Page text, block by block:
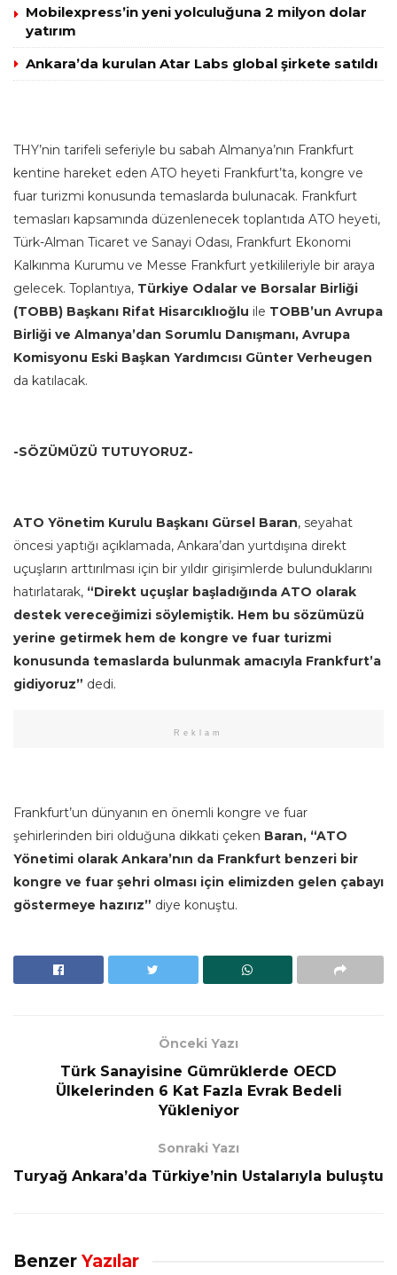
Mobilexpress’in yeni yolculuğuna 2 milyon dolar
yatırım
Ankara’da kurulan Atar Labs global şirkete satıldı
THY’nin tarifeli seferiyle bu sabah Almanya’nın Frankfurt
kentine hareket eden ATO heyeti Frankfurt’ta, kongre ve
fuar turizmi konusunda temaslarda bulunacak. Frankfurt
temasları kapsamında düzenlenecek toplantıda ATO heyeti,
Türk-Alman Ticaret ve Sanayi Odası, Frankfurt Ekonomi
Kalkınma Kurumu ve Messe Frankfurt yetkilileriyle bir araya
gelecek. Toplantıya, Türkiye Odalar ve Borsalar Birliği
(TOBB) Başkanı Rifat Hisarcıklıoğlu ile TOBB’un Avrupa
Birliği ve Almanya’dan Sorumlu Danışmanı, Avrupa
Komisyonu Eski Başkan Yardımcısı Günter Verheugen
da katılacak.
-SÖZÜMÜZÜ TUTUYORUZ-
ATO Yönetim Kurulu Başkanı Gürsel Baran, seyahat
öncesi yaptığı açıklamada, Ankara’dan yurtdışına direkt
uçuşların arttırılması için bir yıldır girişimlerde bulunduklarını
hatırlatarak, “Direkt uçuşlar başladığında ATO olarak
destek vereceğimizi söylemiştik. Hem bu sözümüzü
yerine getirmek hem de kongre ve fuar turizmi
konusunda temaslarda bulunmak amacıyla Frankfurt’a
gidiyoruz” dedi.
Reklam
Frankfurt’un dünyanın en önemli kongre ve fuar
şehirlerinden biri olduğuna dikkati çeken Baran, “ATO
Yönetimi olarak Ankara’nın da Frankfurt benzeri bir
kongre ve fuar şehri olması için elimizden gelen çabayı
göstermeye hazırız” diye konuştu.
Önceki Yazı
Türk Sanayisine Gümrüklerde OECD
Ülkelerinden 6 Kat Fazla Evrak Bedeli
Yükleniyor
Sonraki Yazı
Turyağ Ankara’da Türkiye’nin Ustalarıyla buluştu
Benzer Yazılar